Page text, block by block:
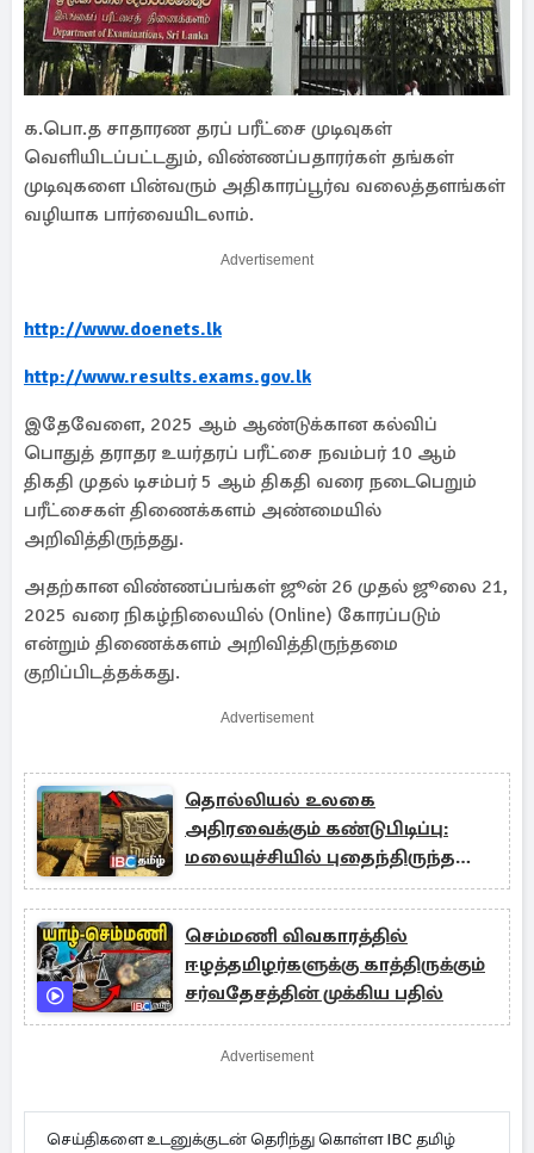
க.பொ.த சாதாரண தரப் பரீட்சை முடிவுகள்
வெளியிடப்பட்டதும், விண்ணப்பதாரர்கள் தங்கள்
முடிவுகளை பின்வரும் அதிகாரப்பூர்வ வலைத்தளங்கள்
வழியாக பார்வையிடலாம்.
Advertisement
http://www.doenets.lk
http://www.results.exams.gov.lk
இதேவேளை, 2025 ஆம் ஆண்டுக்கான கல்விப்
பொதுத் தராதர உயர்தரப் பரீட்சை நவம்பர் 10 ஆம்
திகதி முதல் டிசம்பர் 5 ஆம் திகதி வரை நடைபெறும்
பரீட்சைகள் திணைக்களம் அண்மையில்
அறிவித்திருந்தது.
அதற்கான விண்ணப்பங்கள் ஜூன் 26 முதல் ஜூலை 21,
2025 வரை நிகழ்நிலையில் (Online) கோரப்படும்
என்றும் திணைக்களம் அறிவித்திருந்தமை
குறிப்பிடத்தக்கது.
Advertisement
தொல்லியல் உலகை
அதிரவைக்கும் கண்டுபிடிப்பு:
மலையுச்சியில் புதைந்திருந்த
மர்ம நகரம்
செம்மணி விவகாரத்தில்
ஈழத்தமிழர்களுக்கு காத்திருக்கும்
சர்வதேசத்தின் முக்கிய பதில்
Advertisement
செய்திகளை உடனுக்குடன் தெரிந்து கொள்ள IBC தமிழ்